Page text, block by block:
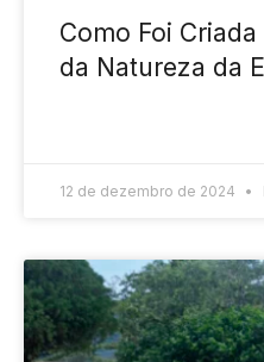
Como Foi
da Natureza da
12 de dezembro de 2024